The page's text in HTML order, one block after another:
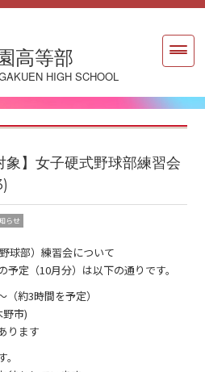
高等部
HIGH SCHOOL
象】女子硬式野球部練習会
らせ
球部）練習会について
定（10月分）は以下の通りです。
約3時間を予定）
市)
ります